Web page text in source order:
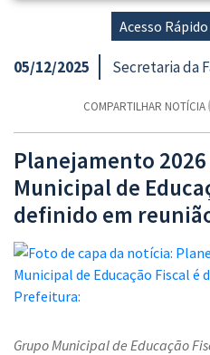
05/12/2025 Secretaria da
COMPARTILHAR NOTÍCIA
Planejamento
Municipal de
definido em
Grupo Municipal de Educação